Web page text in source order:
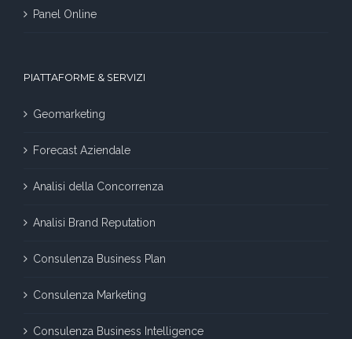
Panel Online
PIATTAFORME & SERVIZI
Geomarketing
Forecast Aziendale
Analisi della Concorrenza
Analisi Brand Reputation
Consulenza Business Plan
Consulenza Marketing
Consulenza Business Intelligence